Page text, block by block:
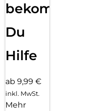
bekommst
Du
Hilfe
ab 9,99 €
inkl. MwSt.
Mehr